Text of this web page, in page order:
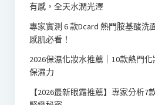
有感，全天水潤光澤
專家實測 6 款Dcard 熱門胺基酸洗
感肌必看！
2026保濕化妝水推薦｜10款熱門
保濕力
【2026最新眼霜推薦】專家分析7